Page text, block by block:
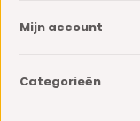
Mijn account
Categorieën